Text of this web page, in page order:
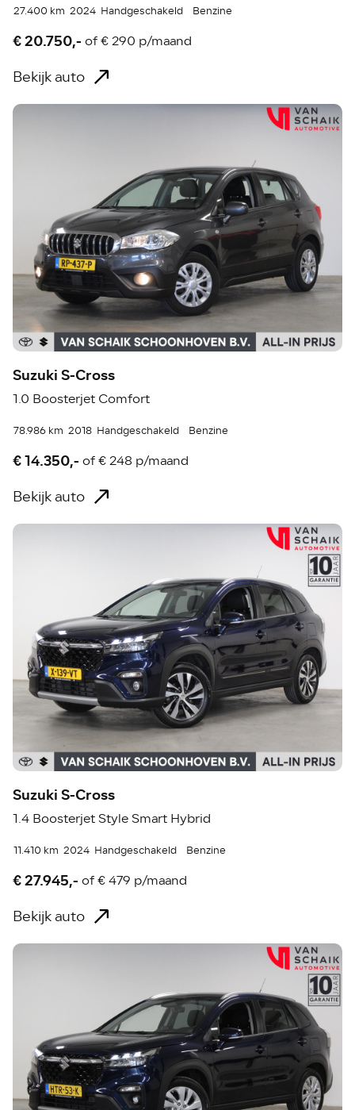
27.400 km 2024 Handgeschakeld Benzine
€ 20.750,- of€ 290 p/maand
Bekijk auto
Suzuki S-Cross
1.0 Boosterjet Comfort
78.986 km 2018 Handgeschakeld Benzine
€ 14.350,- of€ 248 p/maand
Bekijk auto
Suzuki S-Cross
1.4 Boosterjet Style Smart Hybrid
11.410 km 2024 Handgeschakeld Benzine
€ 27.945,- of€ 479 p/maand
Bekijk auto